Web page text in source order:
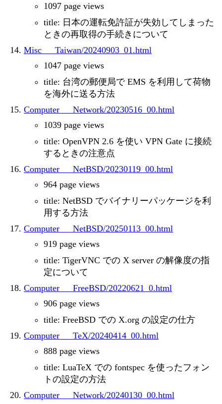
1097 page views
title: 日本の運転免許証が失効してしまった
ときの再取得の手続きについて
Misc___Taiwan/20240903_01.html
1047 page views
title: 台湾の郵便局で EMS を利用して荷物
を海外に送る方法
Computer___Network/20230516_00.html
1039 page views
title: OpenVPN 2.6 を使い VPN Gate に接続
するときの注意点
Computer___NetBSD/20230119_00.html
964 page views
title: NetBSD でバイナリーパッケージを利
用する方法
Computer___NetBSD/20250113_00.html
919 page views
title: TigerVNC での X server の解像度の指
定について
Computer___FreeBSD/20220621_0.html
906 page views
title: FreeBSD での X.org の設定の仕方
Computer___TeX/20240414_00.html
888 page views
title: LuaTeX での fontspec を使ったフォン
トの設定の方法
Computer___Network/20240130_00.html